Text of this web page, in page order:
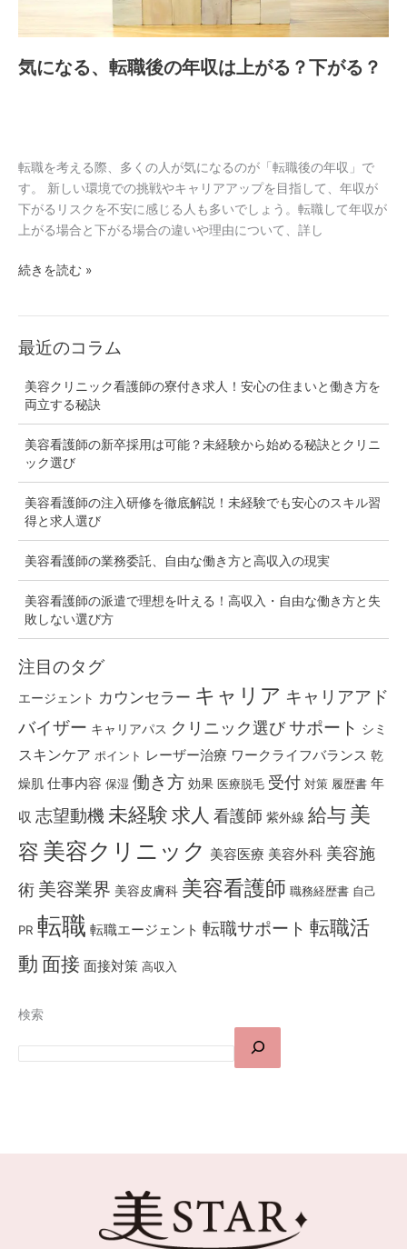
気になる、転職後の年収は上がる？下がる？
転職を考える際、多くの人が気になるのが「転職後の年収」で
す。 新しい環境での挑戦やキャリアアップを目指して、年収が
下がるリスクを不安に感じる人も多いでしょう。転職して年収が
上がる場合と下がる場合の違いや理由について、詳し
上
る？
続きを読む »
最近のコラム
美容クリニック看護師の寮付き求人！安心の住まいと働き方を
両立する秘訣
美容看護師の新卒採用は可能？未経験から始める秘訣とクリニ
ック選び
美容看護師の注入研修を徹底解説！未経験でも安心のスキル習
得と求人選び
美容看護師の業務委託、自由な働き方と高収入の現実
美容看護師の派遣で理想を叶える！高収入・自由な働き方と失
敗しない選び方
注目のタグ
エージェント カウンセラー キャリア キャリアアド
バイザー キャリアパス クリニック選びサポート シミ
スキンケア ポイント レーザー治療 ワークライフバランス 乾
燥肌 仕事内容 保湿 働き方 効果 医療脱毛 受付 対策 履歴書 年
収 志望動機 未経験 求人 看護師 紫外線 給与 美
容 美容クリニック 美容医療 美容外科 美容施
術 美容業界 美容皮膚科 美容看護師 職務経歴書 自己
PR 転職 転職エージェント 転職サポート 転職活
動 面接 面接対策 高収入
検索